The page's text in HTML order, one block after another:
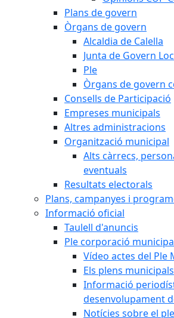
Plans de govern
Òrgans de govern
Alcaldia de Calella
Junta de Govern
Ple
Òrgans de govern
Consells de Participació
Empreses municipals
Altres administracions
Organització municipal
Alts càrrecs,
eventuals
Resultats electorals
Plans, campanyes i
Informació oficial
Taulell d'anuncis
Ple corporació
Vídeo actes del Ple
Els plens municipals
Informació
desenvolupament
Notícies sobre el